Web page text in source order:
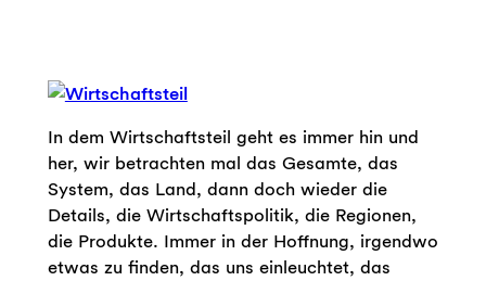
In dem Wirtschaftsteil geht es immer hin und
her, wir betrachten mal das Gesamte, das
System, das Land, dann doch wieder die
Details, die Wirtschaftspolitik, die Regionen,
die Produkte. Immer in der Hoffnung, irgendwo
etwas zu finden, das uns einleuchtet, das